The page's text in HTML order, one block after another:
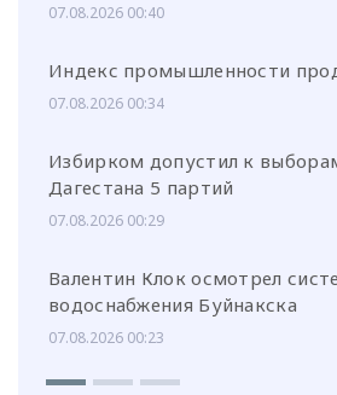
07.08.2026 00:40
Индекс промышленности
07.08.2026 00:34
Избирком допустил к
Дагестана 5 партий
07.08.2026 00:29
Валентин Клок осмотрел
водоснабжения Буйнакска
07.08.2026 00:23